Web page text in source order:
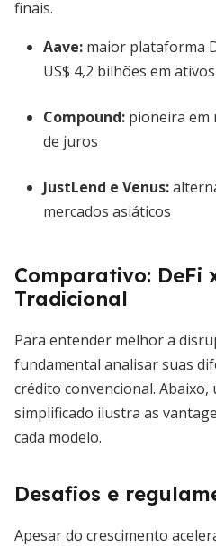
finais.
Aave: maior plataforma
US$ 4,2 bilhões em ativos
Compound: pioneira em
de juros
JustLend e Venus:
mercados asiáticos
Comparativo: DeFi
Tradicional
Para entender melhor a
fundamental analisar suas
crédito convencional. Abaixo,
simplificado ilustra as
cada modelo.
Desafios e
Apesar do crescimento